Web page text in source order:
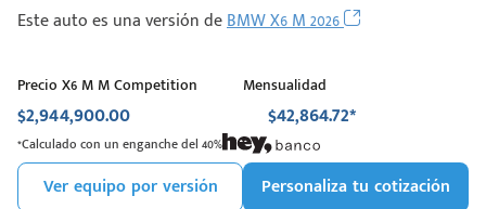
Este auto es una versión deBMW X6 M 2026
Precio X6 M M Competition
$2,944,900.00
Mensualidad
$42,864.72*
*Calculado con un enganche del 40%
Ver equipo por versión
Personaliza tu cotización